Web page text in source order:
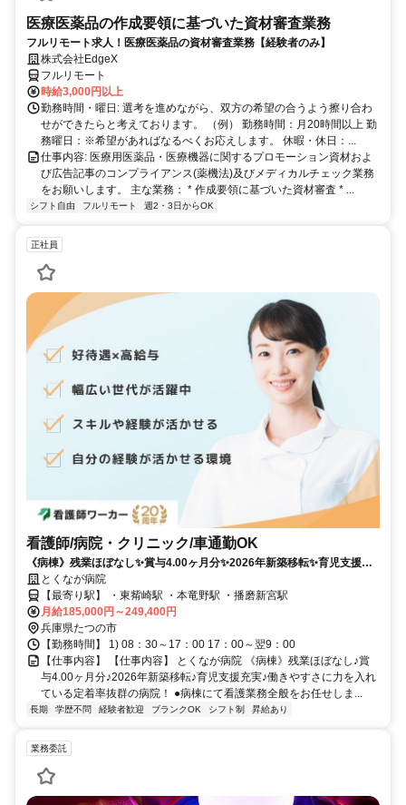
医療医薬品の作成要領に基づいた資材審査業務
フルリモート求人！医療医薬品の資材審査業務【経験者のみ】
株式会社EdgeX
フルリモート
時給3,000円以上
勤務時間・曜日: 選考を進めながら、双方の希望の合うよう擦り合わ
せができたらと考えております。 （例） 勤務時間：月20時間以上 勤
務曜日：※希望があればなるべくお応えします。 休暇・休日：...
仕事内容: 医療用医薬品・医療機器に関するプロモーション資材およ
び広告記事のコンプライアンス(薬機法)及びメディカルチェック業務
をお願いします。 主な業務： * 作成要領に基づいた資材審査 * ...
シフト自由 フルリモート 週2・3日からOK
正社員
看護師/病院・クリニック/車通勤OK
《病棟》残業ほぼなし✨賞与4.00ヶ月分✨2026年新築移転✨育児支援充
実✨働きやすさに力を入れている定着率抜群の病院❗️
とくなが病院
【最寄り駅】 ・東觜崎駅 ・本竜野駅 ・播磨新宮駅
月給185,000円～249,400円
兵庫県たつの市
【勤務時間】 1) 08：30～17：00 17：00～翌9：00
【仕事内容】 【仕事内容】 とくなが病院 《病棟》残業ほぼなし♪賞
与4.00ヶ月分♪2026年新築移転♪育児支援充実♪働きやすさに力を入れ
ている定着率抜群の病院！ ●病棟にて看護業務全般をお任せしま...
長期 学歴不問 経験者歓迎 ブランクOK シフト制 昇給あり
業務委託